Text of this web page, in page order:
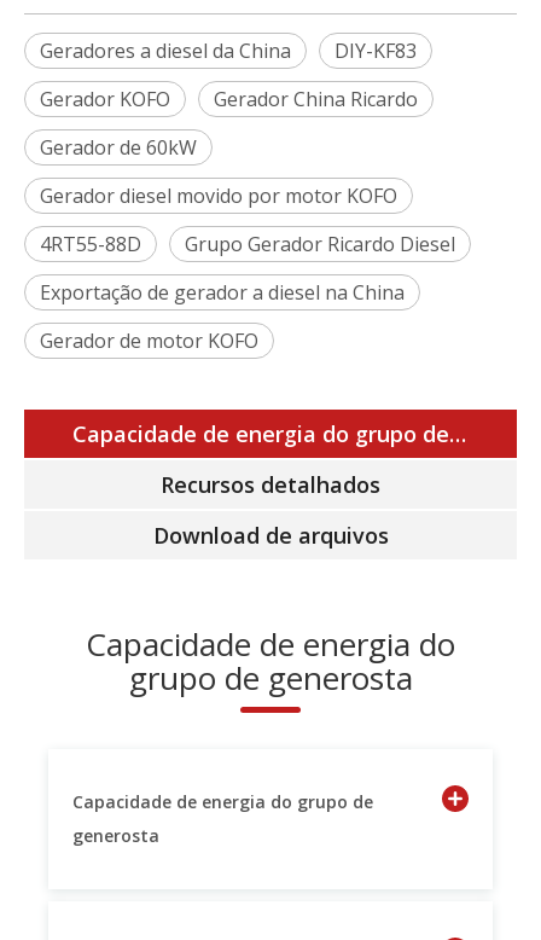
Geradores a diesel da China
DIY-KF83
Gerador KOFO
Gerador China Ricardo
Gerador de 60kW
Gerador diesel movido por motor KOFO
4RT55-88D
Grupo Gerador Ricardo Diesel
Exportação de gerador a diesel na China
Gerador de motor KOFO
Capacidade de energia do grupo de generosta
Recursos detalhados
Download de arquivos
Capacidade de energia do
grupo de generosta
Capacidade de energia do grupo de
generosta